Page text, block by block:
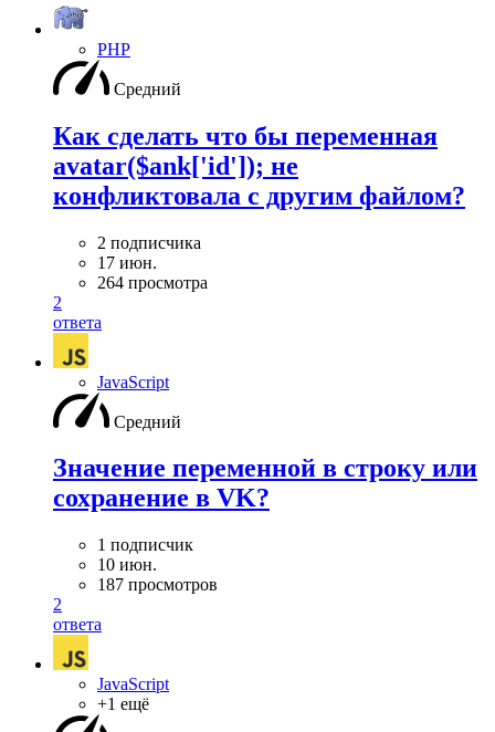
PHP
Средний
Как сделать что бы переменная
avatar($ank['id']); не
конфликтовала с другим файлом?
2 подписчика
17 июн.
264 просмотра
2
ответа
JavaScript
Средний
Значение переменной в строку или
сохранение в VK?
1 подписчик
10 июн.
187 просмотров
2
ответа
JavaScript
+1 ещё